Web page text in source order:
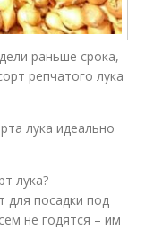
раньше срока,
репчатого лука
лука идеально
лука?
для посадки под
не годятся – им